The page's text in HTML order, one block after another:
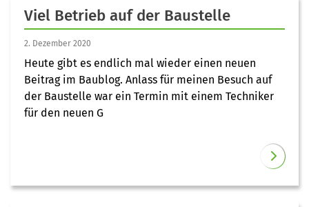
Viel Betrieb auf der Baustelle
2. Dezember 2020
Heute gibt es endlich mal wieder einen neuen
Beitrag im Baublog. Anlass für meinen Besuch auf
der Baustelle war ein Termin mit einem Techniker
für den neuen G